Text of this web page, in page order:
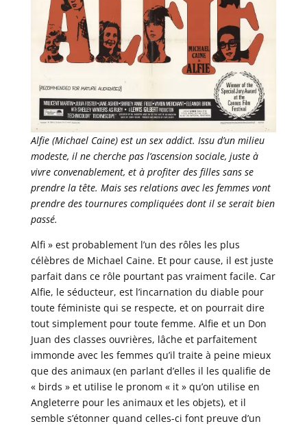
Alfie (Michael Caine) est un sex addict. Issu d’un milieu
modeste, il ne cherche pas l’ascension sociale, juste à
vivre convenablement, et à profiter des filles sans se
prendre la tête. Mais ses relations avec les femmes vont
prendre des tournures compliquées dont il se serait bien
passé.
Alfi » est probablement l’un des rôles les plus
célèbres de Michael Caine. Et pour cause, il est juste
parfait dans ce rôle pourtant pas vraiment facile. Car
Alfie, le séducteur, est l’incarnation du diable pour
toute féministe qui se respecte, et on pourrait dire
tout simplement pour toute femme. Alfie et un Don
Juan des classes ouvrières, lâche et parfaitement
immonde avec les femmes qu’il traite à peine mieux
que des animaux (en parlant d’elles il les qualifie de
« birds » et utilise le pronom « it » qu’on utilise en
Angleterre pour les animaux et les objets), et il
semble s’étonner quand celles-ci font preuve d’un